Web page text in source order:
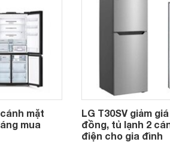
hiện
mặt
mua
LG T30SV giảm
đồng, tủ lạnh 2
điện cho gia đình